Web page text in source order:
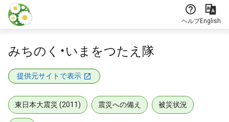
本文に飛ぶ
ヘルプEnglish
みちのく・いまをつたえ隊
提供元サイトで表示
東日本大震災 (2011) 震災への備え 被災状況